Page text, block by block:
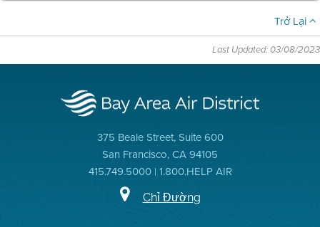
Trở Lại
Last Updated: 03/08/2023
375 Beale Street, Suite 600
San Francisco, CA 94105
415.749.5000 | 1.800.HELP AIR
Chỉ Đường